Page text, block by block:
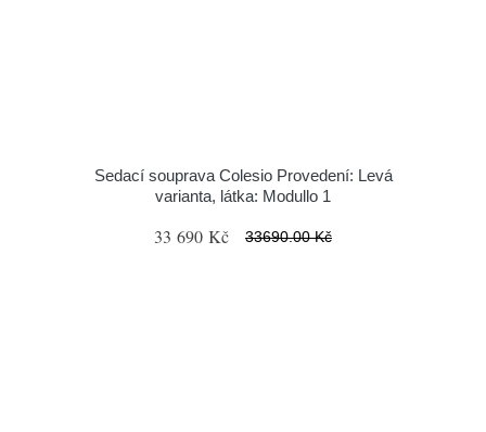
Sedací souprava Colesio Provedení: Levá
varianta, látka: Modullo 1
33 690 Kč 33690.00 Kč